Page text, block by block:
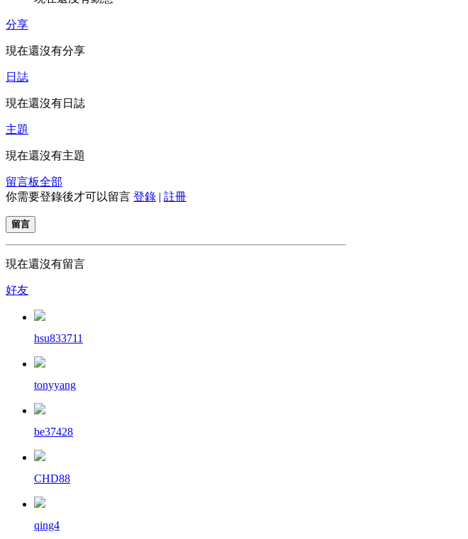
分享
現在還沒有分享
日誌
現在還沒有日誌
主題
現在還沒有主題
留言板全部
你需要登錄後才可以留言 登錄 | 註冊
留言
現在還沒有留言
好友
hsu833711
tonyyang
be37428
CHD88
qing4